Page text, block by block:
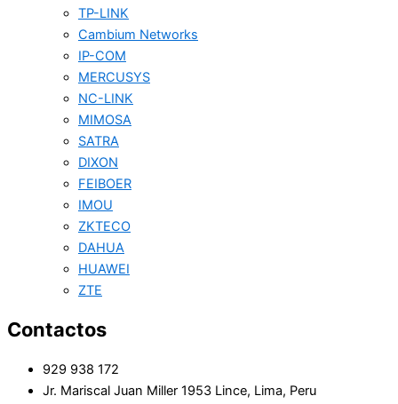
TP-LINK
Cambium Networks
IP-COM
MERCUSYS
NC-LINK
MIMOSA
SATRA
DIXON
FEIBOER
IMOU
ZKTECO
DAHUA
HUAWEI
ZTE
Contactos
929 938 172
Jr. Mariscal Juan Miller 1953 Lince, Lima, Peru